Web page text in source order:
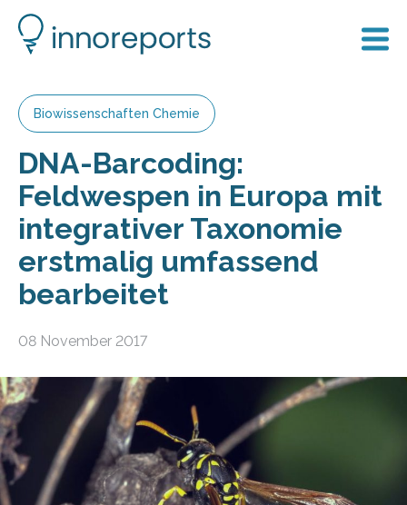
Biowissenschaften Chemie
DNA-Barcoding:
Feldwespen in Europa mit
integrativer Taxonomie
erstmalig umfassend
bearbeitet
08 November 2017